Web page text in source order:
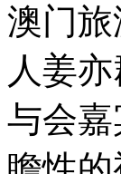
澳门
人姜
与会